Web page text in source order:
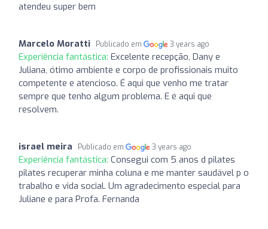
atendeu super bem
Marcelo Moratti Publicado em 3 years ago
Experiência fantástica: Excelente recepção, Dany e
Juliana, ótimo ambiente e corpo de profissionais muito
competente e atencioso. É aqui que venho me tratar
sempre que tenho algum problema. E é aqui que
resolvem.
israel meira Publicado em 3 years ago
Experiência fantástica: Consegui com 5 anos d pilates
pilates recuperar minha coluna e me manter saudável p o
trabalho e vida social. Um agradecimento especial para
Juliane e para Profa. Fernanda